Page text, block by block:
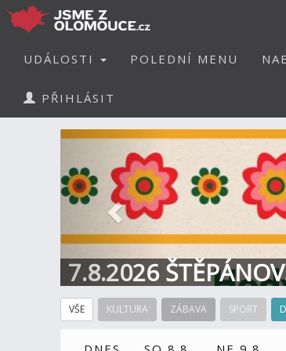
UDÁLOSTI POLEDNÍ MENU
PŘIHLÁSIT
7.8.2026
Předchozí
VŠE KULTURA ZÁBAVA SPORT